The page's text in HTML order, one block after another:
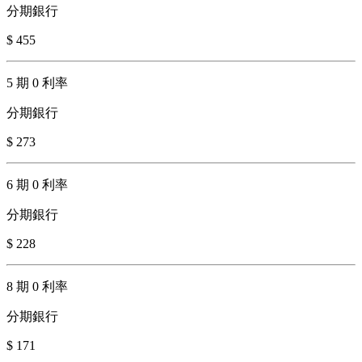
分期銀行
$ 455
5 期 0 利率
分期銀行
$ 273
6 期 0 利率
分期銀行
$ 228
8 期 0 利率
分期銀行
$ 171